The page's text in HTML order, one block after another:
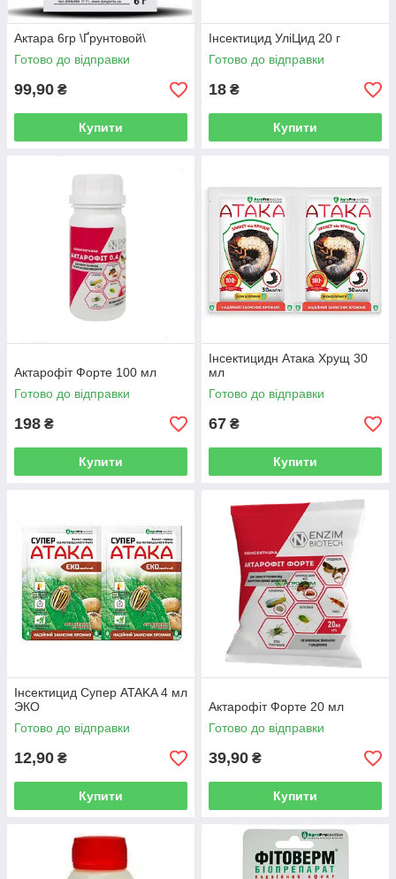
Актара 6гр \Ґрунтовой\
Готово до відправки
99,90 ₴
Купити
Інсектицид УліЦид 20 г
Готово до відправки
18 ₴
Купити
Актарофіт Форте 100 мл
Готово до відправки
198 ₴
Купити
Інсектицидн Атака Хрущ 30
мл
Готово до відправки
67 ₴
Купити
Інсектицид Супер ATAKA 4 мл
ЭКО
Готово до відправки
12,90 ₴
Купити
Актарофіт Форте 20 мл
Готово до відправки
39,90 ₴
Купити